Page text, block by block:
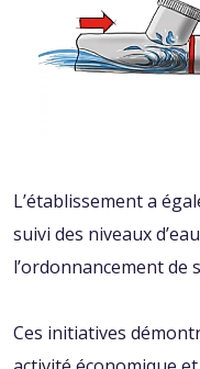
L’établissement a
suivi des niveaux
l’ordonnancement de
Ces initiatives